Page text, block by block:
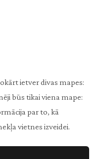
ietver divas mapes:
būs tikai viena mape:
par to, kā
vietnes izveidei.